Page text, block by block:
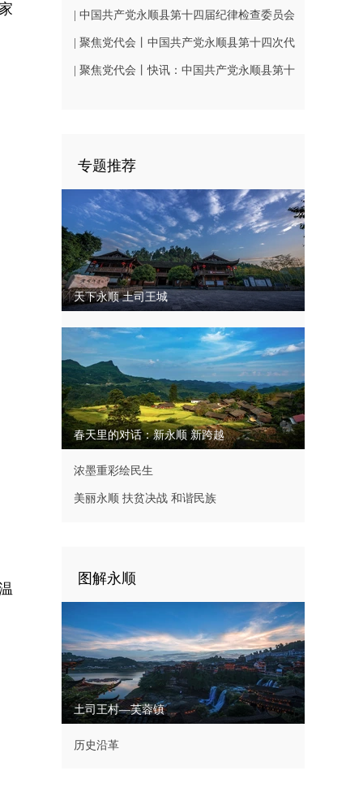
体会议召开
| 中国共产党永顺县第十四届纪律检查委员会
第一次全体会议召开
| 聚焦党代会丨中国共产党永顺县第十四次代
表大会闭幕
| 聚焦党代会丨快讯：中国共产党永顺县第十
专题推荐
天下永顺 土司王城
春天里的对话：新永顺 新跨越
浓墨重彩绘民生
美丽永顺 扶贫决战 和谐民族
图解永顺
土司王村—芙蓉镇
历史沿革